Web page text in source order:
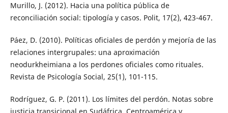
Murillo, J. (2012). Hacia una política pública de
reconciliación social: tipología y casos. Polit, 17(2), 423-467.
Páez, D. (2010). Políticas oficiales de perdón y mejoría de las
relaciones intergrupales: una aproximación
neodurkheimiana a los perdones oficiales como rituales.
Revista de Psicología Social, 25(1), 101-115.
Rodríguez, G. P. (2011). Los límites del perdón. Notas sobre